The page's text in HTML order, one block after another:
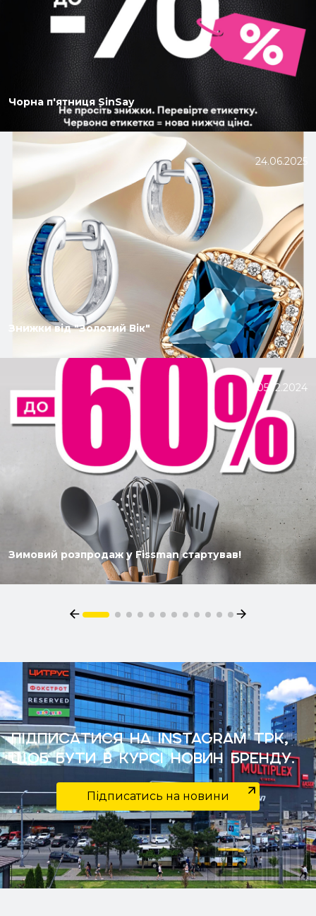
Чорна п'ятниця SinSay
24.06.2025
Знижки від "Золотий Вік"
05.12.2024
Зимовий розпродаж у Fissman стартував!
Підписатися на Instagram ТРК,
щоб бути в курсі новин бренду.
Підписатись на новини